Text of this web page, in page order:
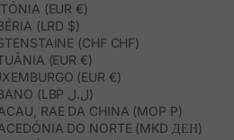
(EUR €)
(LRD $)
(CHF CHF)
(EUR €)
(EUR €)
LÍBANO (LBP ل.ل)
RAE DA CHINA (MOP P)
DO NORTE (MKD ДЕН)